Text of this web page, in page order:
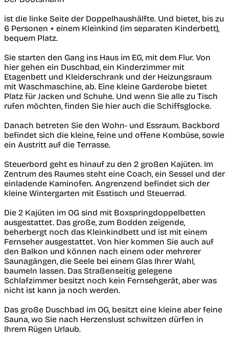
ist die linke Seite der Doppelhaushälfte. Und bietet, bis zu
6 Personen + einem Kleinkind (im separaten Kinderbett),
bequem Platz.
Sie starten den Gang ins Haus im EG, mit dem Flur. Von
hier gehen ein Duschbad, ein Kinderzimmer mit
Etagenbett und Kleiderschrank und der Heizungsraum
mit Waschmaschine, ab. Eine kleine Garderobe bietet
Platz für Jacken und Schuhe. Und wenn Sie alle zu Tisch
rufen möchten, finden Sie hier auch die Schiffsglocke.
Danach betreten Sie den Wohn- und Essraum. Backbord
befindet sich die kleine, feine und offene Kombüse, sowie
ein Austritt auf die Terrasse.
Steuerbord geht es hinauf zu den 2 großen Kajüten. Im
Zentrum des Raumes steht eine Coach, ein Sessel und der
einladende Kaminofen. Angrenzend befindet sich der
kleine Wintergarten mit Esstisch und Steuerrad.
Die 2 Kajüten im OG sind mit Boxspringdoppelbetten
ausgestattet. Das große, zum Bodden zeigende,
beherbergt noch das Kleinkindbett und ist mit einem
Fernseher ausgestattet. Von hier kommen Sie auch auf
den Balkon und können nach einem oder mehrerer
Saunagängen, die Seele bei einem Glas Ihrer Wahl,
baumeln lassen. Das Straßenseitig gelegene
Schlafzimmer besitzt noch kein Fernsehgerät, aber was
nicht ist kann ja noch werden.
Das große Duschbad im OG, besitzt eine kleine aber feine
Sauna, wo Sie nach Herzenslust schwitzen dürfen in
Ihrem Rügen Urlaub.